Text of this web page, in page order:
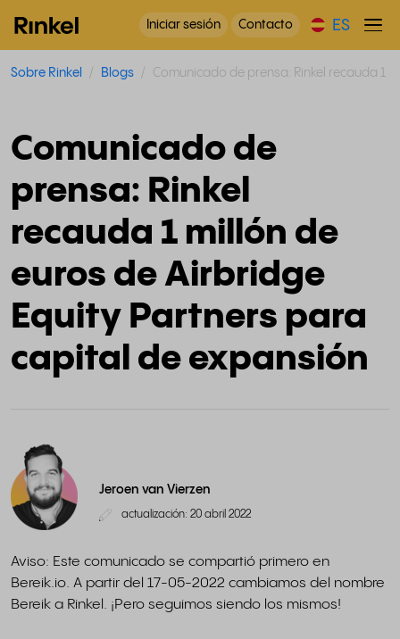
Iniciar sesión Contacto ES
Sobre Rinkel Blogs Comunicado de prensa: Rinkel recauda 1
Comunicado de
prensa: Rinkel
recauda 1 millón de
euros de Airbridge
Equity Partners para
capital de expansión
Jeroen van Vierzen
actualización: 20 abril 2022
Aviso: Este comunicado se compartió primero en
Bereik.io. A partir del 17-05-2022 cambiamos del nombre
Bereik a Rinkel. ¡Pero seguimos siendo los mismos!